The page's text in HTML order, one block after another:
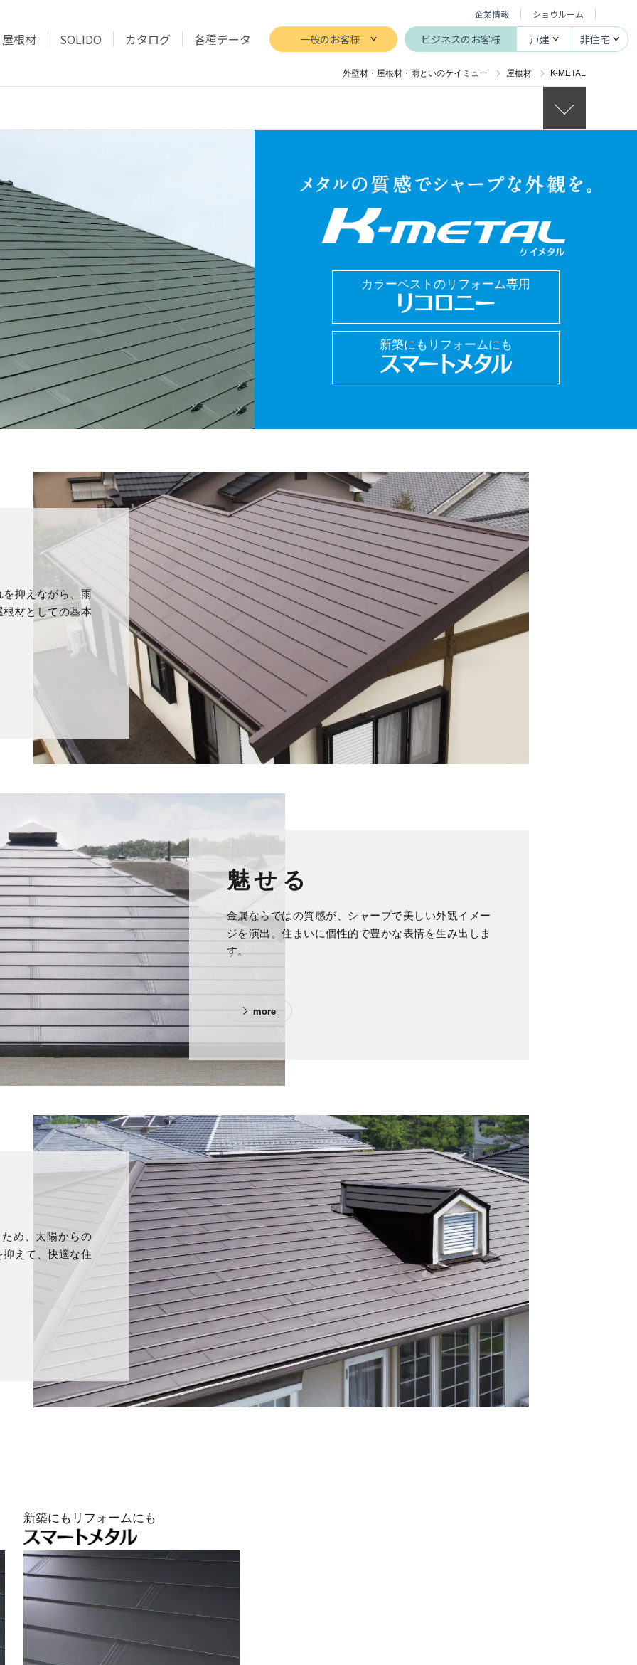
企業情報 ショウルーム
屋根材 SOLIDO カタログ 各種データ 一般のお客様 ビジネスのお客様 戸建 非住宅
外壁材・屋根材・雨といのケイミュー 屋根材 K-METAL
カラーベストのリフォーム専用
新築にもリフォームにも
抑えながら、雨
材としての基本
魅せる
金属ならではの質感が、シャープで美しい外観イメー
ジを演出。住まいに個性的で豊かな表情を生み出しま
す。
more
め、太陽からの
えて、快適な住
新築にもリフォームにも